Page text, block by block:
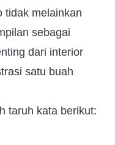
tidak melainkan
sebagai
dari interior
satu buah
taruh kata berikut: